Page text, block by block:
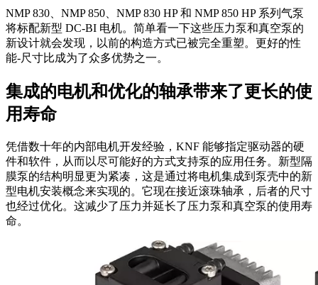
NMP 830、NMP 850、NMP 830 HP 和 NMP 850 HP 系列气泵
将标配新型 DC-BI 电机。简单看一下这些压力泵和真空泵的
新设计就会发现，以前的构造方式已被完全重塑。更好的性
能-尺寸比成为了众多优势之一。
集成的电机和优化的轴承带来了更长的使
用寿命
凭借数十年的内部电机开发经验，KNF 能够指定驱动器的硬
件和软件，从而以尽可能好的方式支持泵的应用任务。新型隔
膜泵的结构明显更为紧凑，这是通过将电机集成到泵壳中的新
型电机安装概念来实现的。它现在接近滚珠轴承，后者的尺寸
也经过优化。这减少了压力并延长了压力泵和真空泵的使用寿
命。